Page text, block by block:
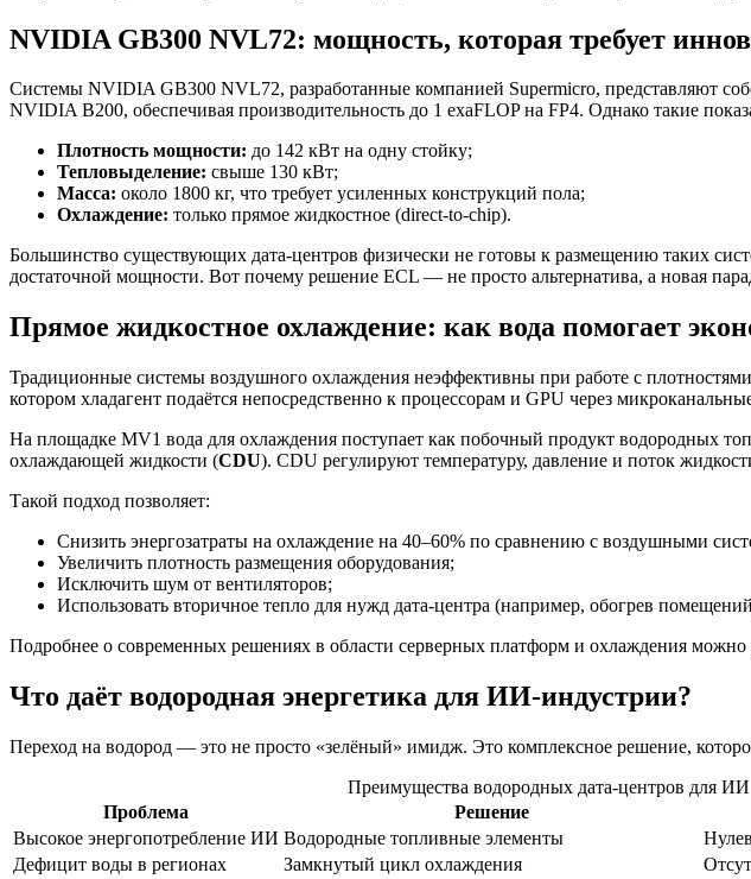
NVIDIA GB300 NVL72: мощность, которая требует
Системы NVIDIA GB300 NVL72, разработанные компанией Supermicro, представляют
NVIDIA B200, обеспечивая производительность до 1 exaFLOP на FP4. Однако такие
Плотность мощности: до 142 кВт на одну стойку;
Тепловыделение: свыше 130 кВт;
Масса: около 1800 кг, что требует усиленных конструкций пола;
Охлаждение: только прямое жидкостное (direct-to-chip).
Большинство существующих дата-центров физически не готовы к размещению таких
достаточной мощности. Вот почему решение ECL — не просто альтернатива, а новая
Прямое жидкостное охлаждение: как вода помогает
Традиционные системы воздушного охлаждения неэффективны при работе с
котором хладагент подаётся непосредственно к процессорам и GPU через
На площадке MV1 вода для охлаждения поступает как побочный продукт водородных
охлаждающей жидкости (CDU). CDU регулируют температуру, давление и поток
Такой подход позволяет:
Снизить энергозатраты на охлаждение на 40–60% по сравнению с воздушными
Увеличить плотность размещения оборудования;
Исключить шум от вентиляторов;
Использовать вторичное тепло для нужд дата-центра (например, обогрев
Подробнее о современных решениях в области серверных платформ и охлаждения можно
Что даёт водородная энергетика для ИИ-индустрии?
Переход на водород — это не просто «зелёный» имидж. Это комплексное решение,
Преимущества водородных дата-центров для ИИ
Проблема
Решение
Высокое энергопотребление ИИ Водородные топливные элементы
Дефицит воды в регионах
Замкнутый цикл охлаждения